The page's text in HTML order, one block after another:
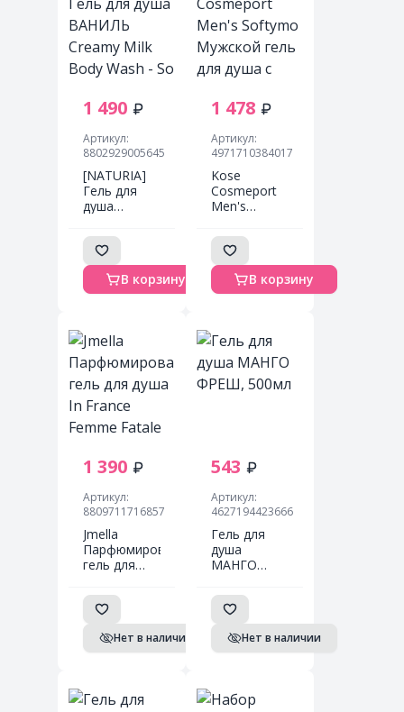
1 490
Артикул:
8802929005645
[NATURIA]
Гель для
душа
Creamy Milk
Body Wash -
So vanilla,
750 млВ корзину
1 478
Артикул:
4971710384017
Kose
Cosmeport
Men's
Мужской
гель для
душа с
древесным
углем
уход
цитрусово-
мятный
аромат 550
В корзину
1 390
Артикул:
8809711716857
Jmella
Парфюмированный
гель для
France
Femme
Fatale Body
Wash 500 мл
Нет в наличии
543
Артикул:
4627194423666
Гель для
душа
МАНГО
500мл
Нет в наличии